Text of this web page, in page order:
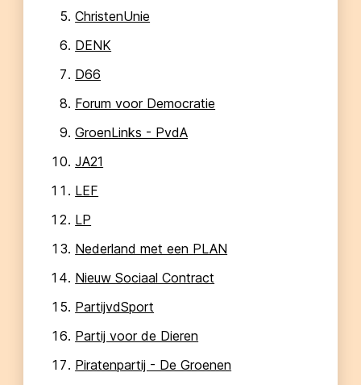
ChristenUnie
DENK
D66
Forum voor Democratie
GroenLinks - PvdA
JA21
LEF
LP
Nederland met een PLAN
Nieuw Sociaal Contract
PartijvdSport
Partij voor de Dieren
Piratenpartij - De Groenen